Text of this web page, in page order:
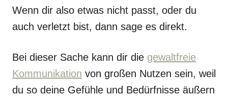
Wenn dir also etwas nicht passt, oder du
auch verletzt bist, dann sage es direkt.
Bei dieser Sache kann dir die gewaltfreie
Kommunikation von großen Nutzen sein, weil
du so deine Gefühle und Bedürfnisse äußern